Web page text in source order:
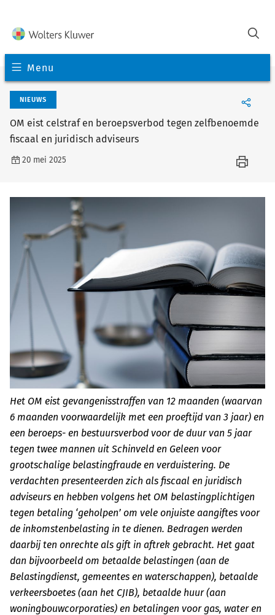
Menu
NIEUWS
OM eist celstraf en beroepsverbod tegen zelfbenoemde
fiscaal en juridisch adviseurs
20 mei 2025
Het OM eist gevangenisstraffen van 12 maanden (waarvan
6 maanden voorwaardelijk met een proeftijd van 3 jaar) en
een beroeps- en bestuursverbod voor de duur van 5 jaar
tegen twee mannen uit Schinveld en Geleen voor
grootschalige belastingfraude en verduistering. De
verdachten presenteerden zich als fiscaal en juridisch
adviseurs en hebben volgens het OM belastingplichtigen
tegen betaling ‘geholpen’ om vele onjuiste aangiftes voor
de inkomstenbelasting in te dienen. Bedragen werden
daarbij ten onrechte als gift in aftrek gebracht. Het gaat
dan bijvoorbeeld om betaalde belastingen (aan de
Belastingdienst, gemeentes en waterschappen), betaalde
verkeersboetes (aan het CJIB), betaalde huur (aan
woningbouwcorporaties) en betalingen voor gas, water en